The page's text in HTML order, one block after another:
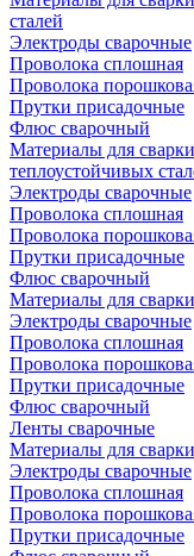
сталей
Электроды сварочные
Проволока сплошная
Проволока
Прутки присадочные
Флюс сварочный
Материалы для
теплоустойчивых
Электроды сварочные
Проволока сплошная
Проволока
Прутки присадочные
Флюс сварочный
Материалы для
Электроды сварочные
Проволока сплошная
Проволока
Прутки присадочные
Флюс сварочный
Ленты сварочные
Материалы для
Электроды сварочные
Проволока сплошная
Проволока
Прутки присадочные